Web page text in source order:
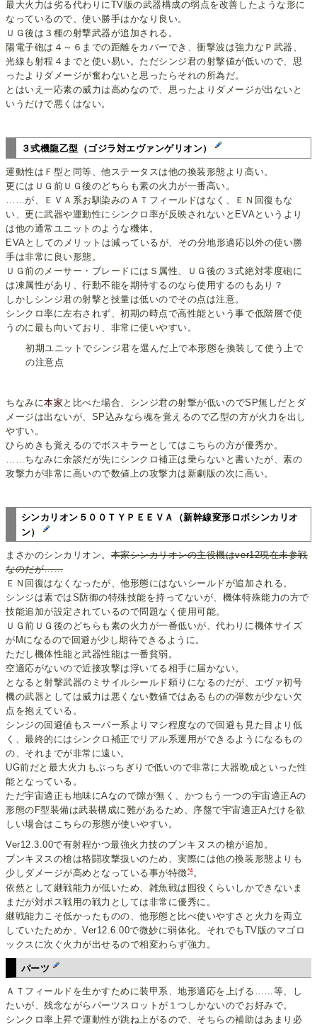
最大火力は劣る代わりにTV版の武器構成の弱点を改善したような形に
なっているので、使い勝手はかなり良い。
ＵＧ後は３種の射撃武器が追加される。
陽電子砲は４～６までの距離をカバーでき、衝撃波は強力なＰ武器、
光線も射程４までと使い易い。ただシンジ君の射撃値が低いので、思
ったよりダメージが奮わないと思ったらそれの所為だ。
とはいえ一応素の威力は高めなので、思ったよりダメージが出ないと
いうだけで悪くはない。
３式機龍乙型（ゴジラ対エヴァンゲリオン）
運動性はＦ型と同等、他ステータスは他の換装形態より高い。
更にはＵＧ前ＵＧ後のどちらも素の火力が一番高い。
……が、ＥＶＡ系お馴染みのＡＴフィールドはなく、ＥＮ回復もな
い、更に武器や運動性にシンクロ率が反映されないとEVAというより
は他の通常ユニットのような機体。
EVAとしてのメリットは減っているが、その分地形適応以外の使い勝
手は非常に良い形態。
ＵＧ前のメーサー・ブレードにはＳ属性、ＵＧ後の３式絶対零度砲に
は凍属性があり、行動不能を期待するのなら使用するのもあり？
しかしシンジ君の射撃と技量は低いのでその点は注意。
シンクロ率に左右されず、初期の時点で高性能という事で低階層で使
うのに最も向いており、非常に使いやすい。
初期ユニットでシンジ君を選んだ上で本形態を換装して使う上で
の注意点
ちなみに本家 と比べた場合、シンジ君の射撃が低いのでSP無しだとダ
メージは出ないが、SP込みなら魂を覚えるので乙型の方が火力を出し
やすい。
ひらめきも覚えるのでボスキラーとしてはこちらの方が優秀か。
……ちなみに余談だが先にシンクロ補正は乗らないと書いたが、素の
攻撃力が非常に高いので数値上の攻撃力は新劇版の次に高い。
シンカリオン５００ＴＹＰＥＥＶＡ（新幹線変形ロボシンカリオ
ン）
まさかのシンカリオン。本家シンカリオンの主役機はver12現在未参戦
なのだが……
ＥＮ回復はなくなったが、他形態にはないシールドが追加される。
シンジは素ではS防御の特殊技能を持ってないが、機体特殊能力の方で
技能追加が設定されているので問題なく使用可能。
ＵＧ前ＵＧ後のどちらも素の火力が一番低いが、代わりに機体サイズ
がMになるので回避が少し期待できるように。
ただし機体性能と武器性能は一番貧弱。
空適応がないので近接攻撃は浮いてる相手に届かない。
となると射撃武器のミサイルシールド頼りになるのだが、エヴァ初号
機の武器としては威力は悪くない数値ではあるものの弾数が少ない欠
点を抱えている。
シンジの回避値もスーパー系よりマシ程度なので回避も見た目より低
く、最終的にはシンクロ補正でリアル系運用ができるようになるもの
の、それまでが非常に遠い。
UG前だと最大火力もぶっちぎりで低いので非常に大器晩成といった性
能となっている。
ただ宇宙適正も地味にAなので隙が無く、かつもう一つの宇宙適正Aの
形態のF型装備は武装構成に難があるため、序盤で宇宙適正Aだけを欲
しい場合はこちらの形態が使いやすい。
Ver12.3.00で有射程かつ最強火力技のブンキヌスの槍が追加。
ブンキヌスの槍は格闘攻撃扱いのため、実際には他の換装形態よりも
少しダメージが高めとなっている事が特徴*4。
依然として継戦能力が低いため、雑魚戦は囮役くらいしかできないま
まだが対ボス戦用の戦力としては非常に優秀に。
継戦能力こそ低かったものの、他形態と比べ使いやすさと火力を両立
していたためか、Ver12.6.00で微妙に弱体化。それでもTV版のマゴロ
ックスに次ぐ火力が出せるので相変わらず強力。
パーツ
ＡＴフィールドを生かすために装甲系、地形適応を上げる……等、し
たいが、残念ながらパーツスロットが１つしかないのでお好みで。
シンクロ率上昇で運動性が跳ね上がるので、そちらの補助はあまり必